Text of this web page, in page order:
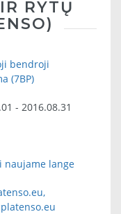
RYTŲ
bendroji
(7BP)
- 2016.08.31
naujame lange